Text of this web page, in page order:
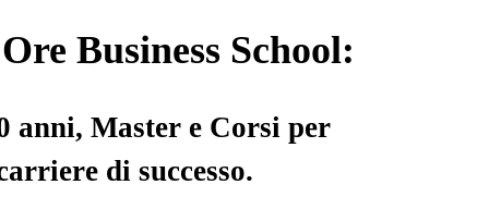
Business School:
anni, Master e Corsi per
di successo.